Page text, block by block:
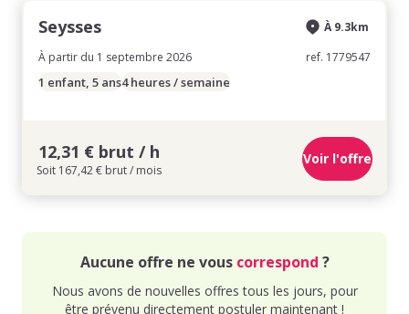
Seysses
À partir du 1 septembre 2026
À 9.3km
ref. 1779547
1 enfant, 5 ans4 heures / semaine
12,31 € brut / h
Soit 167,42 € brut / mois
Voir l'offre
Aucune offre ne vous correspond ?
Nous avons de nouvelles offres tous les jours, pour
être prévenu directement postuler maintenant !